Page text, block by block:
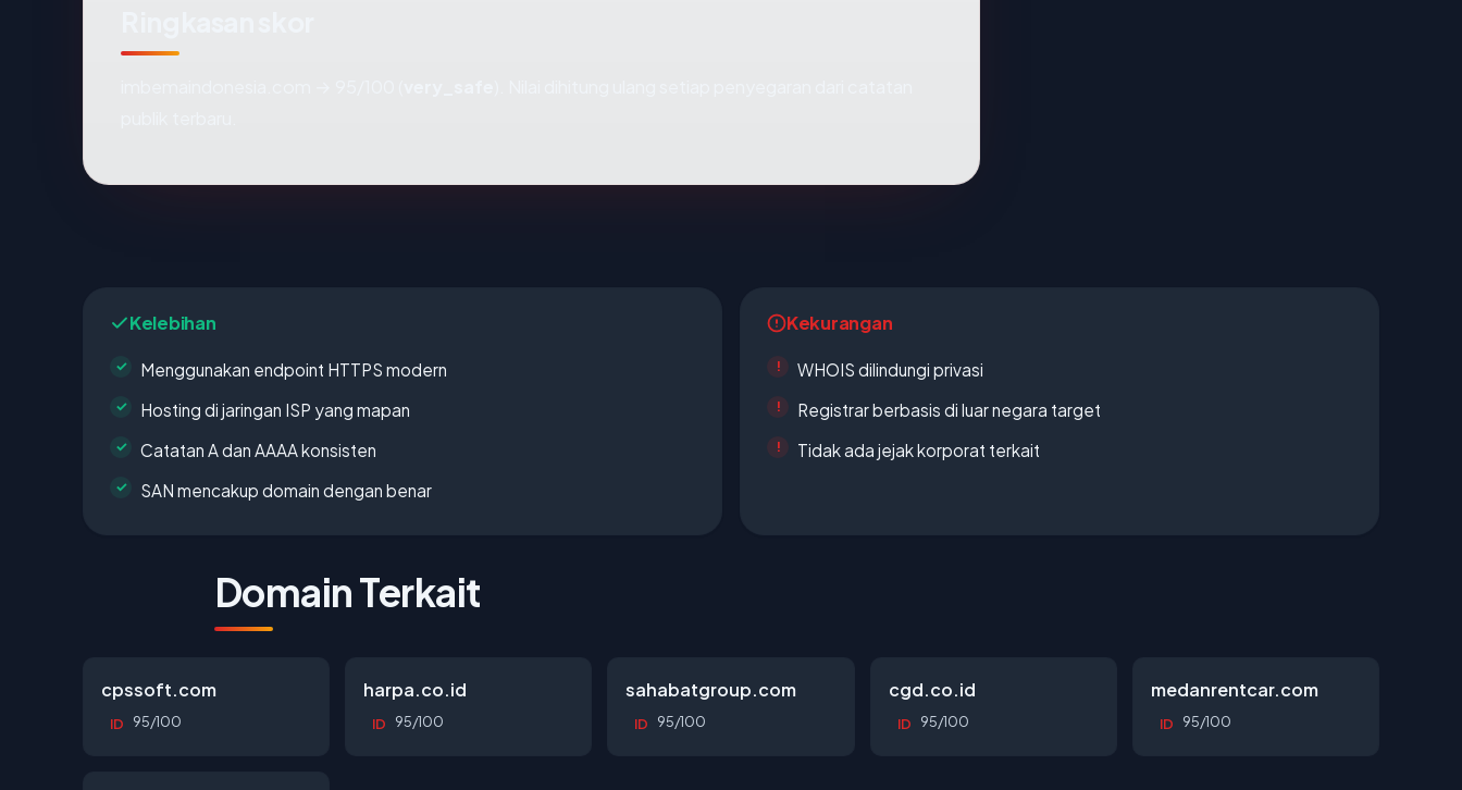
Kelebihan
Menggunakan endpoint HTTPS modern
Hosting di jaringan ISP yang mapan
Catatan A dan AAAA konsisten
SAN mencakup domain dengan benar
Kekurangan
WHOIS dilindungi privasi
Registrar berbasis di luar negara target
Tidak ada jejak korporat terkait
Domain Terkait
cpssoft.com
ID 95/100
harpa.co.id
ID 95/100
sahabatgroup.com
ID 95/100
cgd.co.id
ID 95/100
medanrentcar.com
ID 95/100